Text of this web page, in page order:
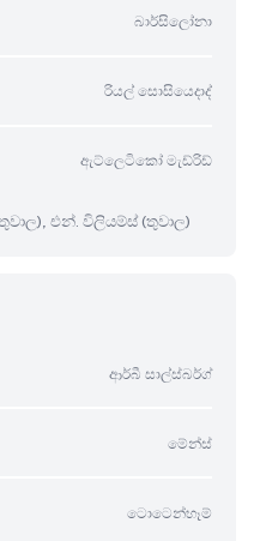
බාර්සිලෝනා
රියල් සොසියෙදාද්
ඇට්ලෙටිකෝ මැඩ්රිඩ්
එන්. විලියම්ස් (තුවාල)
ආර්බී සාල්ස්බර්ග්
මේන්ස්
ටොටෙන්හෑම්